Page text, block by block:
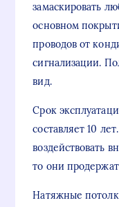
замаскировать
основном
проводов от
сигнализации.
вид.
Срок
составляет 10
воздействовать
то они
Натяжные